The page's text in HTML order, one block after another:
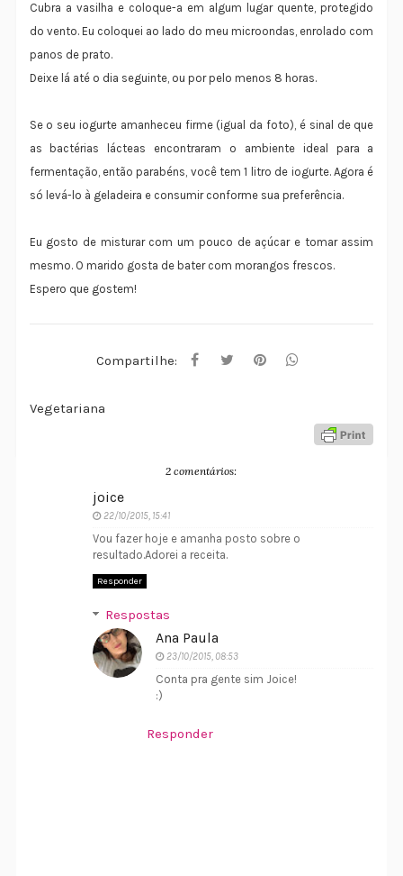
Cubra a vasilha e coloque-a em algum lugar quente, protegido
do vento. Eu coloquei ao lado do meu microondas, enrolado com
panos de prato.
Deixe lá até o dia seguinte, ou por pelo menos 8 horas.
Se o seu iogurte amanheceu firme (igual da foto), é sinal de que
as bactérias lácteas encontraram o ambiente ideal para a
fermentação, então parabéns, você tem 1 litro de iogurte. Agora é
só levá-lo à geladeira e consumir conforme sua preferência.
Eu gosto de misturar com um pouco de açúcar e tomar assim
mesmo. O marido gosta de bater com morangos frescos.
Espero que gostem!
Compartilhe:
Vegetariana
2 comentários:
joice
22/10/2015, 15:41
Vou fazer hoje e amanha posto sobre o
resultado.Adorei a receita.
Responder
Respostas
Ana Paula
23/10/2015, 08:53
Conta pra gente sim Joice!
:)
Responder